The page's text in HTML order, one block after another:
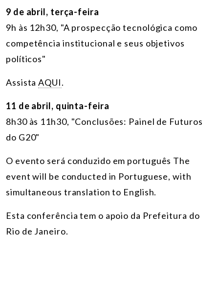
9 de abril, terça-feira
9h às 12h30, "A prospecção tecnológica como
competência institucional e seus objetivos
políticos"
AssistaAQUI.
11 de abril, quinta-feira
8h30 às 11h30, "Conclusões: Painel de Futuros
do G20"
O evento será conduzido em português The
event will be conducted in Portuguese, with
simultaneous translation to English.
Esta conferência tem o apoio da Prefeitura do
Rio de Janeiro.